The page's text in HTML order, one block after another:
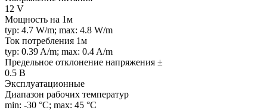
12 V
Мощность на 1м
typ: 4.7 W/m; max: 4.8 W/m
Ток потребления 1м
typ: 0.39 A/m; max: 0.4 A/m
Предельное отклонение напряжения ±
0.5 В
Эксплуатационные
Диапазон рабочих температур
min: -30 °C; max: 45 °C